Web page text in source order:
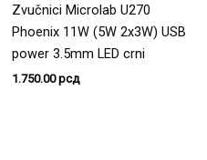
Zvučnici Microlab U270
Phoenix 11W (5W 2x3W) USB
power 3.5mm LED crni
1.750.00рсд